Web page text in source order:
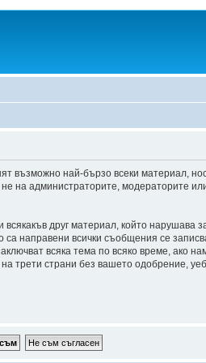
възможно най-бързо всеки материал,
на администраторите, модераторите
друг материал, който
направени всички съобщения се
всяка тема по всяко време, ако
страни без вашето одобрение,